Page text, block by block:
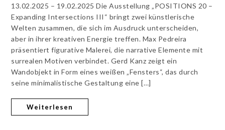
13.02.2025 – 19.02.2025 Die Ausstellung „POSITIONS 20 –
Expanding Intersections III“ bringt zwei künstlerische
Welten zusammen, die sich im Ausdruck unterscheiden,
aber in ihrer kreativen Energie treffen. Max Pedreira
präsentiert figurative Malerei, die narrative Elemente mit
surrealen Motiven verbindet. Gerd Kanz zeigt ein
Wandobjekt in Form eines weißen „Fensters“, das durch
seine minimalistische Gestaltung eine […]
Weiterlesen